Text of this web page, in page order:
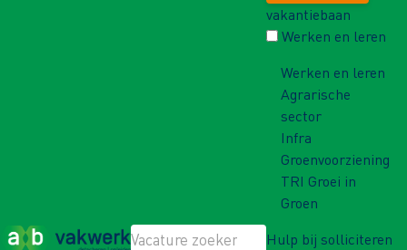
vakantiebaan
Werken en leren
Werken en leren
Agrarische
sector
Infra
Groenvoorziening
TRI Groei in
Groen
Hulp bij solliciteren